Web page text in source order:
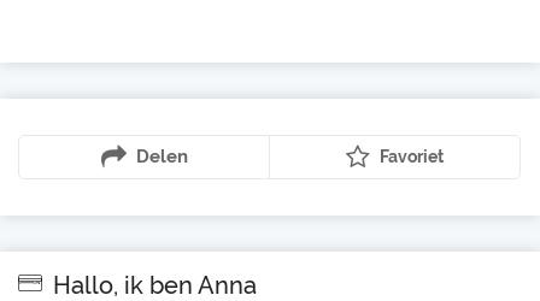
Delen Favoriet
Hallo, ik ben Anna